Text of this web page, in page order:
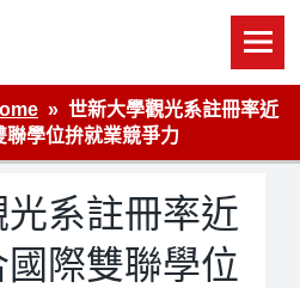
世新大學觀光系註冊率近
學位拚就業競爭力
系註冊率近
際雙聯學位